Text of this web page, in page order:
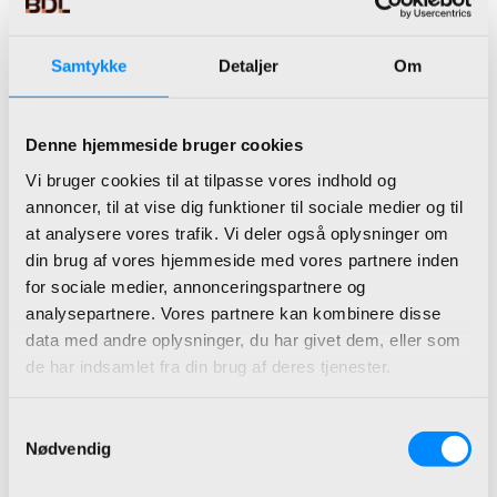
Samtykke Detaljer Om
Denne hjemmeside bruger cookies
Vi bruger cookies til at tilpasse vores indhold og
annoncer, til at vise dig funktioner til sociale medier og til
at analysere vores trafik. Vi deler også oplysninger om
din brug af vores hjemmeside med vores partnere inden
for sociale medier, annonceringspartnere og
analysepartnere. Vores partnere kan kombinere disse
data med andre oplysninger, du har givet dem, eller som
de har indsamlet fra din brug af deres tjenester.
Nødvendig